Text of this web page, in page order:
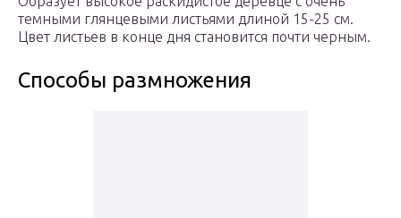
темными глянцевыми листьями длиной 15-25 см.
Цвет листьев в конце дня становится почти черным.
Способы размножения